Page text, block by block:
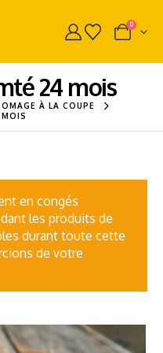
0
24 mois
À LA COUPE
en congés
les produits de
durant toute cette
de votre